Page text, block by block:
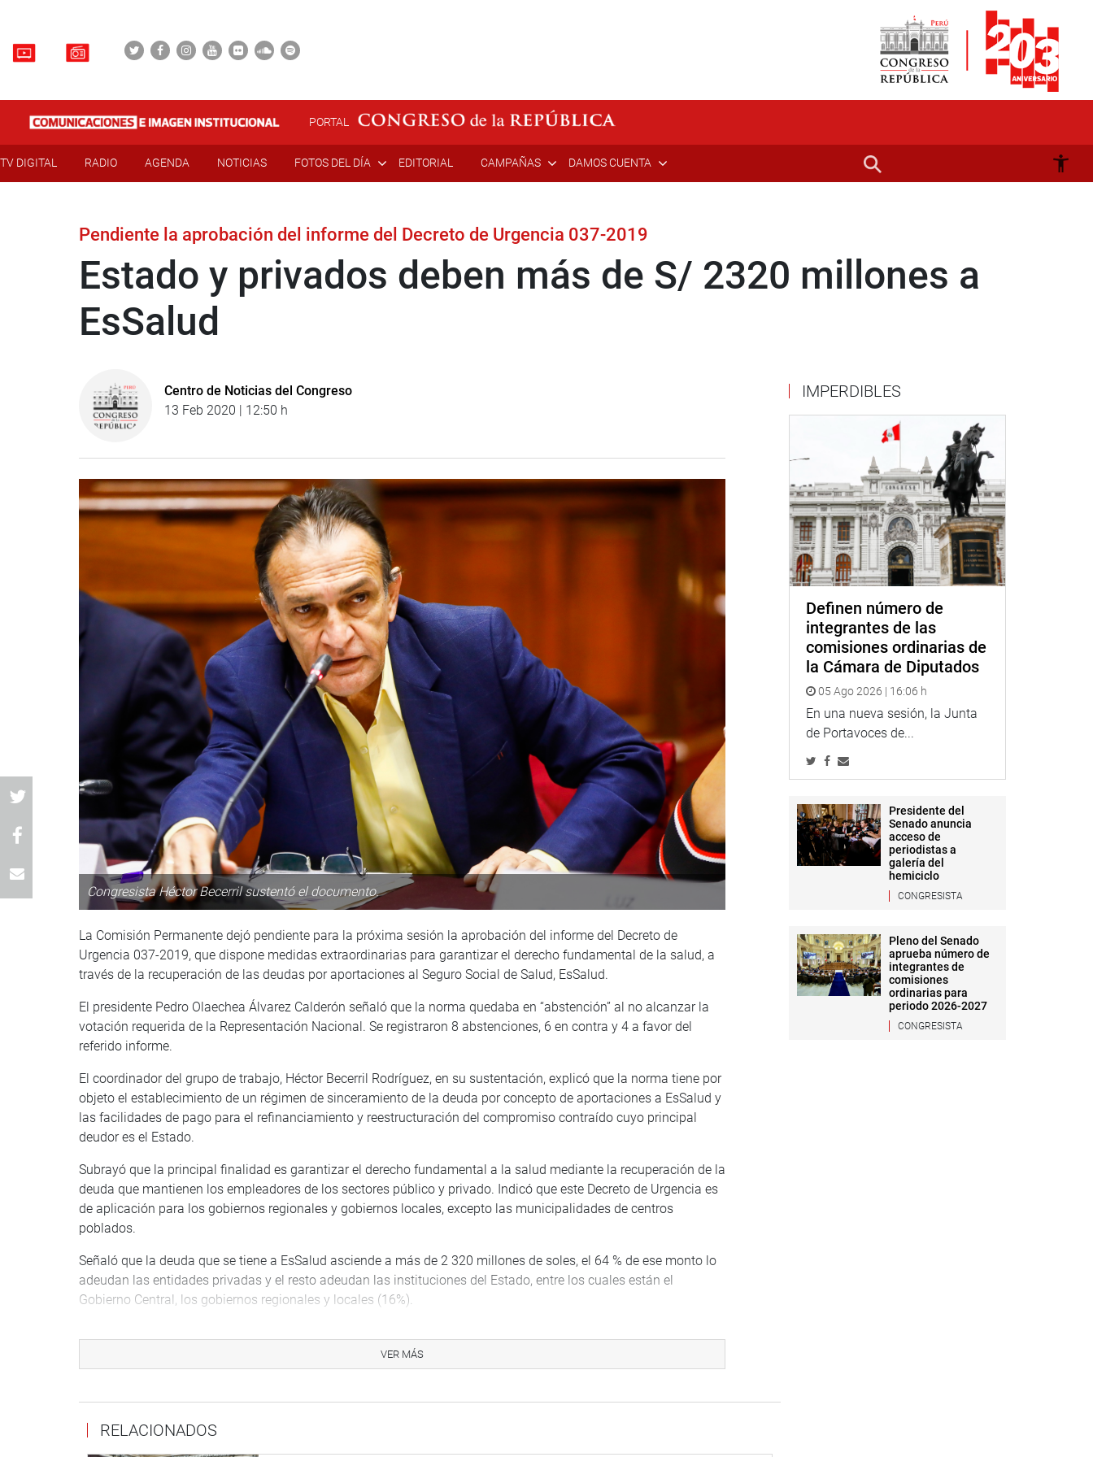
PORTAL
TV DIGITAL RADIO AGENDA NOTICIAS FOTOS DEL DÍA EDITORIAL CAMPAÑAS DAMOS CUENTA
Pendiente la aprobación del informe del Decreto de Urgencia 037-2019
Estado y privados deben más de S/ 2320 millones a
EsSalud
Centro de Noticias del Congreso
13 Feb 2020 | 12:50 h
Congresista Héctor Becerril sustentó el documento.
La Comisión Permanente dejó pendiente para la próxima sesión la aprobación del informe del Decreto de
Urgencia 037-2019, que dispone medidas extraordinarias para garantizar el derecho fundamental de la salud, a
través de la recuperación de las deudas por aportaciones al Seguro Social de Salud, EsSalud.
El presidente Pedro Olaechea Álvarez Calderón señaló que la norma quedaba en “abstención” al no alcanzar la
votación requerida de la Representación Nacional. Se registraron 8 abstenciones, 6 en contra y 4 a favor del
referido informe.
El coordinador del grupo de trabajo, Héctor Becerril Rodríguez, en su sustentación, explicó que la norma tiene por
objeto el establecimiento de un régimen de sinceramiento de la deuda por concepto de aportaciones a EsSalud y
las facilidades de pago para el refinanciamiento y reestructuración del compromiso contraído cuyo principal
deudor es el Estado.
Subrayó que la principal finalidad es garantizar el derecho fundamental a la salud mediante la recuperación de la
deuda que mantienen los empleadores de los sectores público y privado. Indicó que este Decreto de Urgencia es
de aplicación para los gobiernos regionales y gobiernos locales, excepto las municipalidades de centros
poblados.
Señaló que la deuda que se tiene a EsSalud asciende a más de 2 320 millones de soles, el 64 % de ese monto lo
adeudan las entidades privadas y el resto adeudan las instituciones del Estado, entre los cuales están el
Gobierno Central, los gobiernos regionales y locales (16%).
requiere de votación calificada que solo lo puede dar el próximo Parlamento Nacional. Dijo que los gobiernos
regionales y locales no están capacitados para pagar la deuda que tienen.
Consideró que el gobierno está procurando que se apruebe no para beneficiar a los millones de asegurados sino
para todas las personas que vendrán a atenderse mediante el denominado Seguro Universal de Salud, lo cual
desestabilizará a EsSalud totalmente abrumado por todo lo que se viene en el ámbito asistencial.
VER MÁS
RELACIONADOS
IMPERDIBLES
Definen número de
integrantes de las
comisiones ordinarias de
la Cámara de Diputados
05 Ago 2026 | 16:06 h
En una nueva sesión, la Junta
de Portavoces de...
Presidente del
Senado anuncia
acceso de
periodistas a
galería del
hemiciclo
CONGRESISTA
Pleno del Senado
aprueba número de
integrantes de
comisiones
ordinarias para
periodo 2026-2027
CONGRESISTA